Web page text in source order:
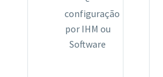
configuração
por IHM ou
Software